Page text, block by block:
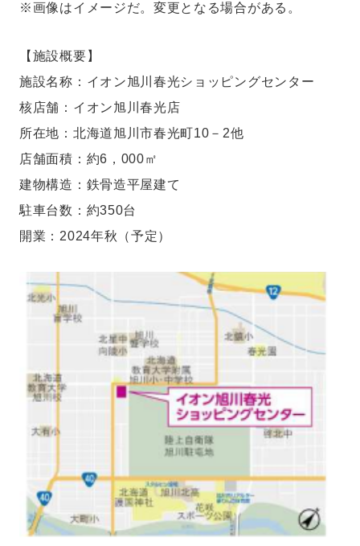
※画像はイメージだ。変更となる場合がある。
【施設概要】
施設名称：イオン旭川春光ショッピングセンター
核店舗：イオン旭川春光店
所在地：北海道旭川市春光町10－2他
店舗面積：約6，000㎡
建物構造：鉄骨造平屋建て
駐車台数：約350台
開業：2024年秋（予定）